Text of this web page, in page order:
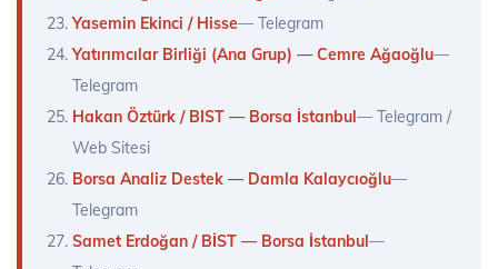
Yasemin Ekinci / Hisse— Telegram
Yatırımcılar Birliği (Ana Grup) — Cemre Ağaoğlu—
Telegram
Hakan Öztürk / BIST — Borsa İstanbul— Telegram /
Web Sitesi
Borsa Analiz Destek — Damla Kalaycıoğlu—
Telegram
Samet Erdoğan / BİST — Borsa İstanbul—